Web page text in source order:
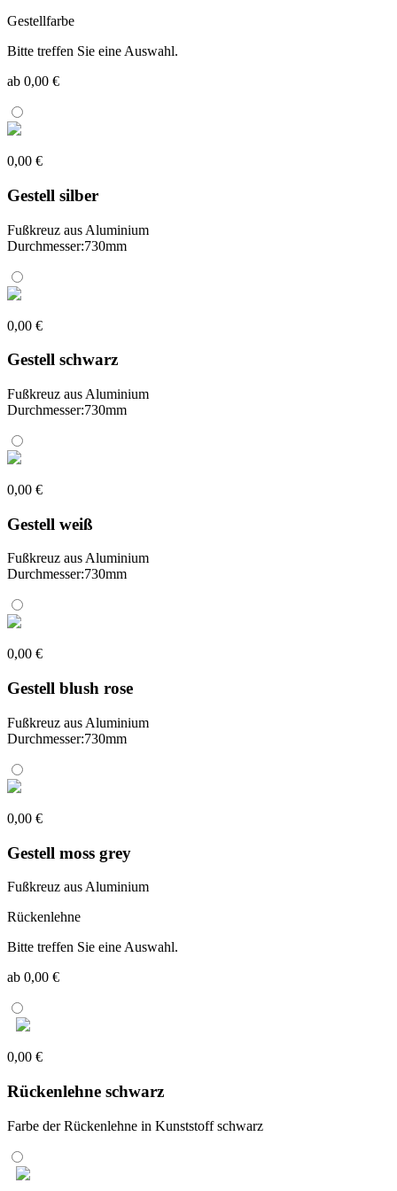
Gestellfarbe
Bitte treffen Sie eine Auswahl.
ab 0,00 €
0,00 €
Gestell silber
Fußkreuz aus Aluminium
Durchmesser:730mm
0,00 €
Gestell schwarz
Fußkreuz aus Aluminium
Durchmesser:730mm
0,00 €
Gestell weiß
Fußkreuz aus Aluminium
Durchmesser:730mm
0,00 €
Gestell blush rose
Fußkreuz aus Aluminium
Durchmesser:730mm
0,00 €
Gestell moss grey
Fußkreuz aus Aluminium
Rückenlehne
Bitte treffen Sie eine Auswahl.
ab 0,00 €
0,00 €
Rückenlehne schwarz
Farbe der Rückenlehne in Kunststoff schwarz